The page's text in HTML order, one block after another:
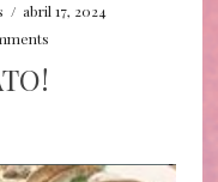
/ abril 17, 2024